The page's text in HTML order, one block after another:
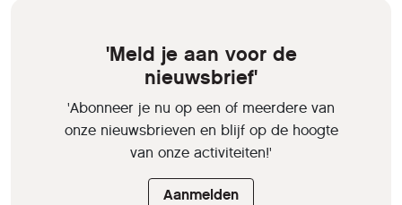
'Meld je aan voor de
nieuwsbrief'
'Abonneer je nu op een of meerdere van
onze nieuwsbrieven en blijf op de hoogte
van onze activiteiten!'
Aanmelden